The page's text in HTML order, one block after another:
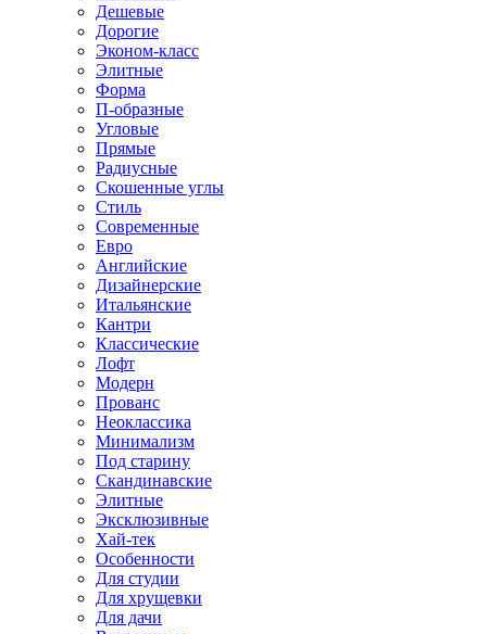
Дешевые
Дорогие
Эконом-класс
Элитные
Форма
П-образные
Угловые
Прямые
Радиусные
Скошенные углы
Стиль
Современные
Евро
Английские
Дизайнерские
Итальянские
Кантри
Классические
Лофт
Модерн
Прованс
Неоклассика
Минимализм
Под старину
Скандинавские
Элитные
Эксклюзивные
Хай-тек
Особенности
Для студии
Для хрущевки
Для дачи